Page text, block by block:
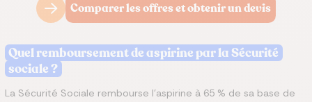
Comparer les offres et obtenir un devis
Quel remboursement de aspirine par la Sécurité
sociale ?
La Sécurité Sociale rembourse l'aspirine à 65 % de sa base de